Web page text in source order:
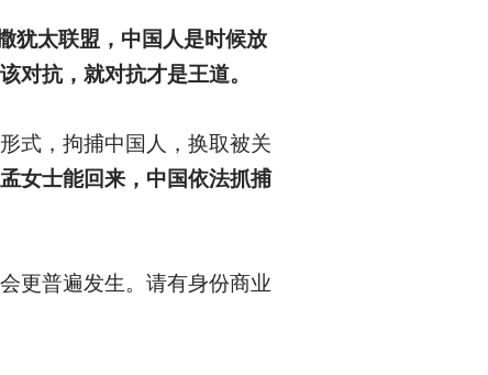
犹太联盟，中国人是时候放
对抗，就对抗才是王道。
式，拘捕中国人，换取被关
女士能回来，中国依法抓捕
会更普遍发生。请有身份商业